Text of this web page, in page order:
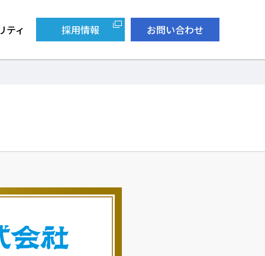
ティ 採用情報 お問い合わせ